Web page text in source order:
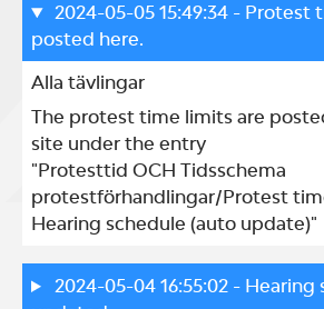
2024-05-05 15:49:34- Protest
posted here.
Alla tävlingar
The protest time limits are
site under the entry
"Protesttid OCH Tidsschema
protestförhandlingar/Protest
Hearing schedule (auto update)"
2024-05-04 16:55:02- Hearing